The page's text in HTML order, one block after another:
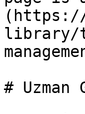
(https://
library/
#